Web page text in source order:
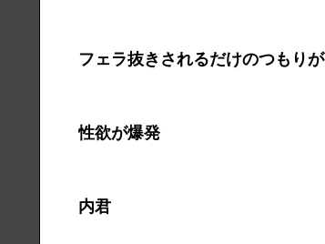
フェラ抜きされるだけのつもりが
性欲が爆発
内君